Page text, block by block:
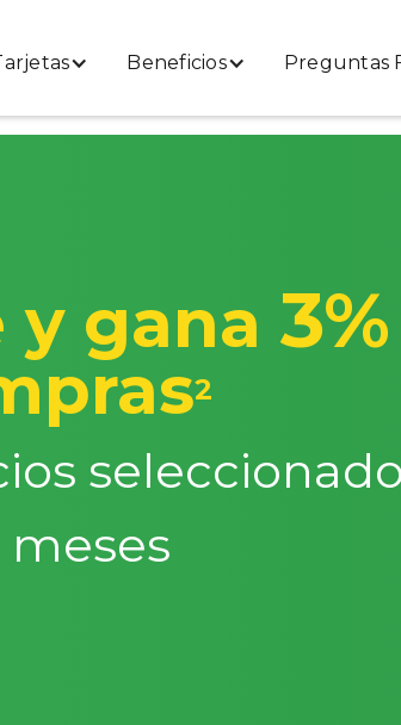
Beneficios Preguntas
y gana 3%
2
meses